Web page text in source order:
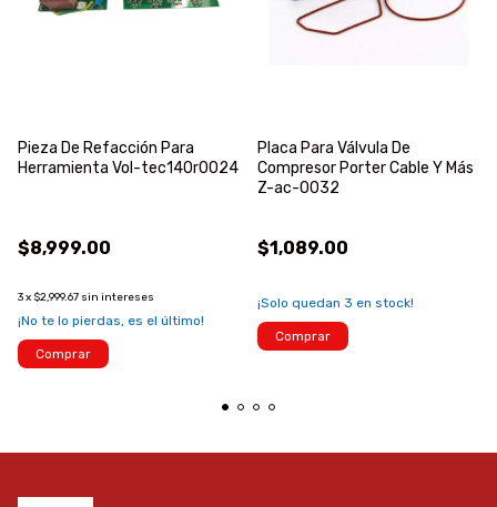
Pieza De Refacción Para
Herramienta Vol-tec140r0024
$8,999.00
3x $2,999.67 sin intereses
¡No te lo pierdas, es el último!
Comprar
Placa Para Válvula De
Compresor Porter Cable Y Más
Z-ac-0032
$1,089.00
¡Solo quedan 3 en stock!
Comprar